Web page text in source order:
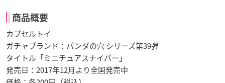
商品概要
カプセルトイ
ガチャブランド：パンダの穴 シリーズ第39弾
タイトル「ミニチュアスナイパー」
発売日：2017年12月より全国発売中